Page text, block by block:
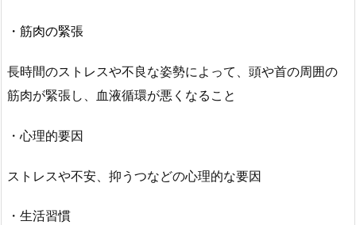
・筋肉の緊張
長時間のストレスや不良な姿勢によって、頭や首の周囲の
筋肉が緊張し、血液循環が悪くなること
・心理的要因
ストレスや不安、抑うつなどの心理的な要因
・生活習慣